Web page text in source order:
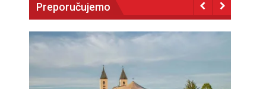
Preporučujemo